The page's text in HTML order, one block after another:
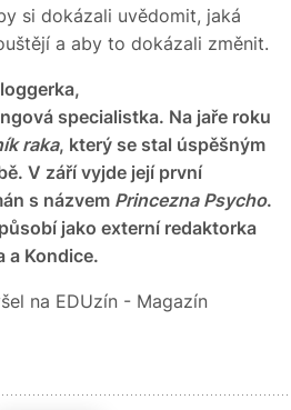
si dokázali uvědomit, jaká
a aby to dokázali změnit.
specialistka. Na jaře roku
raka, který se stal úspěšným
V září vyjde její první
s názvem Princezna Psycho.
jako externí redaktorka
a Kondice.
na EDUzín - Magazín